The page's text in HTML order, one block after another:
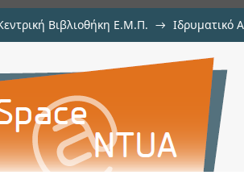
Βιβλιοθήκη Ε.Μ.Π. → Ιδρυματικό
Για Εξισορρόπηση